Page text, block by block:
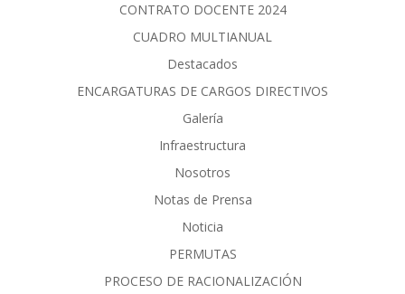
CONTRATO DOCENTE 2024
CUADRO MULTIANUAL
Destacados
ENCARGATURAS DE CARGOS DIRECTIVOS
Galería
Infraestructura
Nosotros
Notas de Prensa
Noticia
PERMUTAS
PROCESO DE RACIONALIZACIÓN